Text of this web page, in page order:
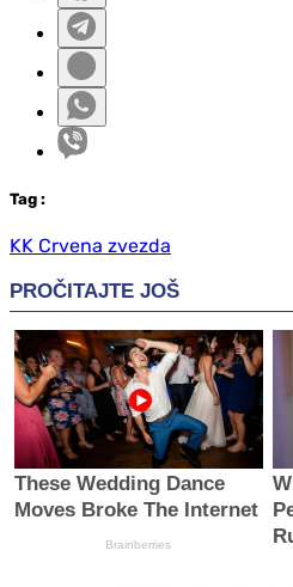
Tag :
KK Crvena zvezda